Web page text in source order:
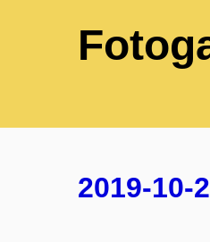
2019-10-